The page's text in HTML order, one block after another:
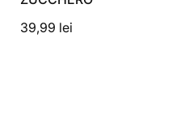
39,99 lei